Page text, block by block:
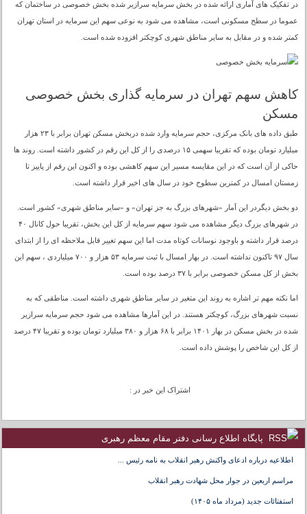
در تفکیک های آماری ارائه شده در بخش سرمایه سرازیر شده بخش خصوصی در ساختمان که
عموما در سطح مسکونی است، مشاهده می شود به نوعی سهم این سرمایه در استان تهران
کمتر شده و در مقابل به سایر مناطق شهری کوچکتر افزوده شده است.
کاهش سهم تهران در سرمایه گذاری بخش خصوصی
مسکن
طبق داده های بانک مرکزی، حجم سرمایه وارد شده دربخش مسکن تهران برابر با ۲۳ هزار
میلیارد تومان بوده که تقریبا سهمی ۱۵ درصدی را از کل این رقم در کشور داشته است. روند ها
حاکی از آن است که در این مقایسه مسیر این سهم کاهشی بوده و اکنون این رقم از پاییز تا
زمستان امسال در کمترین سطوح خود در سال های اخیر قرار داشته است.
دو بخش دیگردر این آمار «شهرهای بزرگ به جز تهران» و «سایر مناطق شهری» کشور است.
در شهرهای بزرگ دیگر مشاهده می شود سهم سرمایه از کل این بخش، تقریبا حول کانال ۴۰
درصد قرار داشته و باوجود نوسانات کوتاه مدت اما این سهم تغییر قابل ملاحظه ای را از ابتدای
سال ۹۷ تاکنون نداشته است. در بهار امسال با ثبت سرمایه ۵۳ هزار و ۷۰۰ میلیاردی ، سهم این
بخش از کل مسکن خصوصی برابر با ۳۷ درصد بوده است.
اما نکته مهم تر اشاره به روند این متغیر در سایر مناطق شهری داشته است. مناطقی که به
نسبت شهرهای بزرگ، کوچکتر هستند. در این آمارها مشاهده می شود حجم سرمایه سرازیر
شده در بخش مسکن در بهار ۱۴۰۱ برابر با ۶۸ هزار و ۳۸۰ میلیارد تومان بوده و تقریبا ۴۷ درصد
از کل این شاخص را پوشش داده است.
اشتراک این خبر در :
پایگاه اطلاع رسانی دفتر مقام معظم رهبری
اطلاعیه درباره ادعای واکنش رهبر انقلاب به نامه رئیس ...
مراسم اربعین در جوار محل شهادت رهبر انقلاب
استفتائات جدید (مرداد ماه ۱۴۰۵)